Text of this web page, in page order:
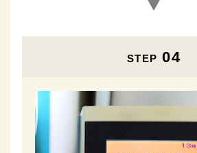
STEP 04